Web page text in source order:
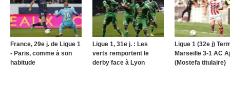
France, 29e j. de Ligue 1
- Paris, comme à son
habitude
Ligue 1, 31e j. : Les
verts remportent le
derby face à Lyon
Ligue 1 (32e j)
Marseille 3-1 AC
(Mostefa titulaire)